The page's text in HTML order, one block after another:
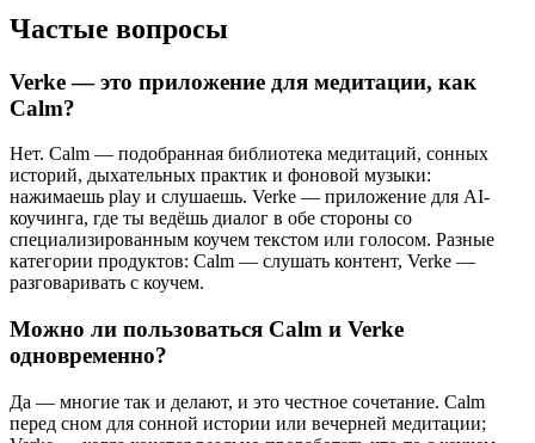
Частые вопросы
Verke — это приложение для медитации, как
Calm?
Нет. Calm — подобранная библиотека медитаций, сонных
историй, дыхательных практик и фоновой музыки:
нажимаешь play и слушаешь. Verke — приложение для AI-
коучинга, где ты ведёшь диалог в обе стороны со
специализированным коучем текстом или голосом. Разные
категории продуктов: Calm — слушать контент, Verke —
разговаривать с коучем.
Можно ли пользоваться Calm и Verke
одновременно?
Да — многие так и делают, и это честное сочетание. Calm
перед сном для сонной истории или вечерней медитации;